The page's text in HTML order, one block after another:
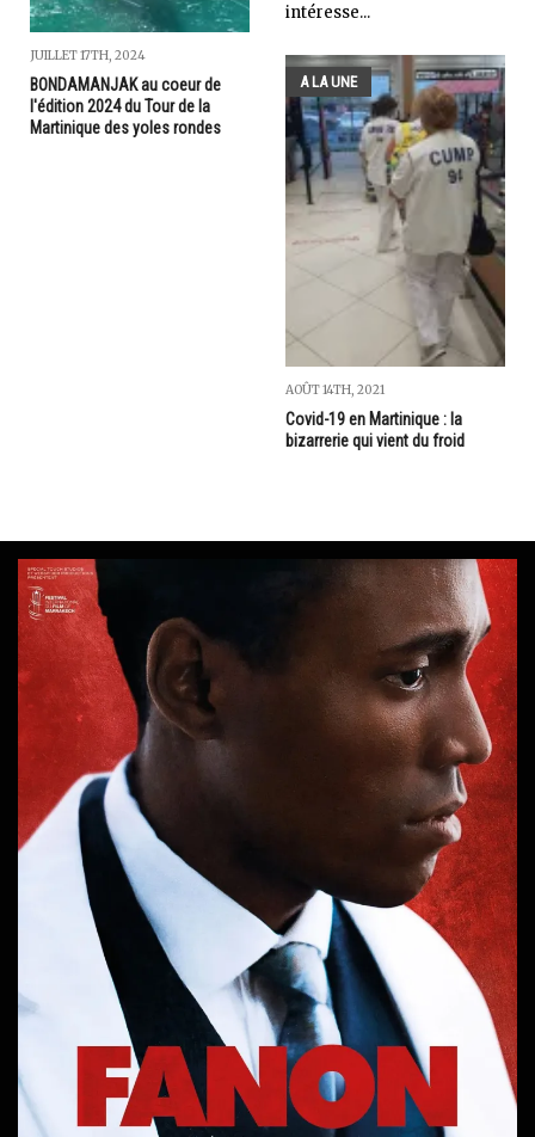
JUILLET 17TH, 2024
BONDAMANJAK au coeur de
l'édition 2024 du Tour de la
Martinique des yoles rondes
intéresse...
A LA UNE
AOÛT 14TH, 2021
Covid-19 en Martinique : la
bizarrerie qui vient du froid